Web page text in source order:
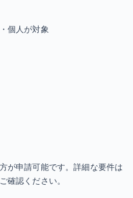
個人が対象
が申請可能です。詳細な要件は
確認ください。